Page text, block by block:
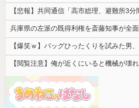
【閲覧注意】俺が近くにいると機械が壊